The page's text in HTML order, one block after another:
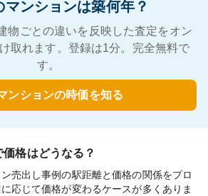
マンションは築何年？
物ごとの違いを反映した査定をオン
取れます。登録は1分。完全無料で
す。
ンションの時価を知る
格はどうなる？
売出し事例の駅距離と価格の関係をプロ
応じて価格が変わるケースが多くありま